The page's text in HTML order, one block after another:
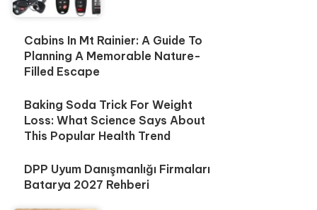
Cabins In Mt Rainier: A Guide To
Planning A Memorable Nature-
Filled Escape
Baking Soda Trick For Weight
Loss: What Science Says About
This Popular Health Trend
DPP Uyum Danışmanlığı Firmaları
Batarya 2027 Rehberi